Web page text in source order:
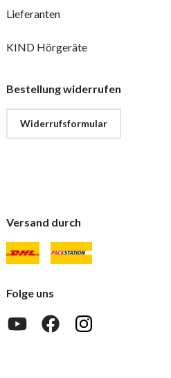
Lieferanten
KIND Hörgeräte
Bestellung widerrufen
Widerrufsformular
Versand durch
Folge uns